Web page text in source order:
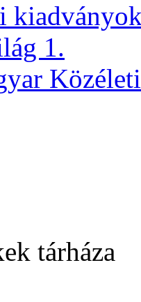
1.
tárháza